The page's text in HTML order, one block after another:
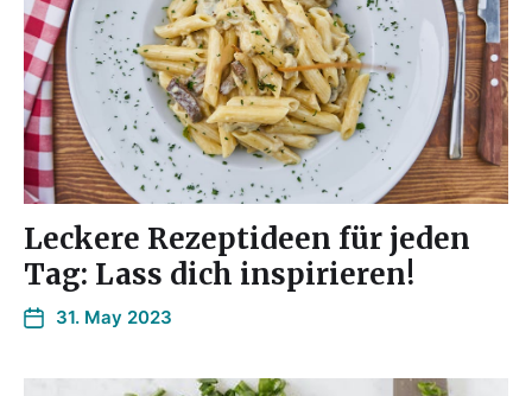
Leckere Rezeptideen für jeden
Tag: Lass dich inspirieren!
31. May 2023